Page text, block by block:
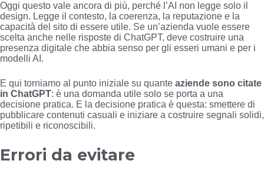
Oggi questo vale ancora di più, perché l’AI non legge solo il
design. Legge il contesto, la coerenza, la reputazione e la
capacità del sito di essere utile. Se un’azienda vuole essere
scelta anche nelle risposte di ChatGPT, deve costruire una
presenza digitale che abbia senso per gli esseri umani e per i
modelli AI.
E qui torniamo al punto iniziale su quante aziende sono citate
in ChatGPT: è una domanda utile solo se porta a una
decisione pratica. E la decisione pratica è questa: smettere di
pubblicare contenuti casuali e iniziare a costruire segnali solidi,
ripetibili e riconoscibili.
Errori da evitare